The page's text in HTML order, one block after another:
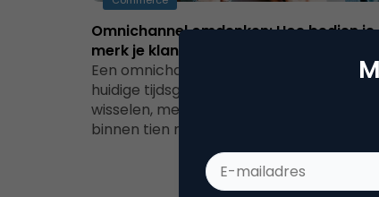
Omnichannel omdenken: Hoe bedien je
merk je klanten in retailland 2.0?
Een omnichannelstrategie die past in de
huidige tijdsgeestVirtueel van haarkleur
wisselen, met een spraakassistent
binnen tien minuten je…